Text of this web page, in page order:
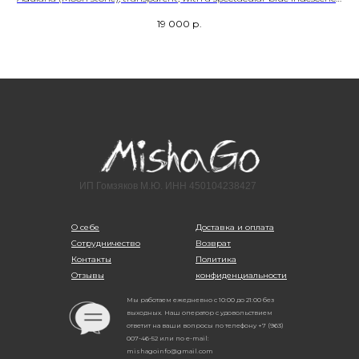
19 000 р.
О себе
Сотрудничество
Контакты
Отзывы
ИП Гомзяков М.Ю. ИНН 450104238427
Доставка и оплата
Возврат
Политика
конфиденциальности
Мы работаем ежедневно с 10:00 до 21:00 без
выходных. Наш оператор с удовольствием
ответит на ваши вопросы по телефону +7 (963)
007-46-52 или по e-mail:
mishagoinfo@gmail.com